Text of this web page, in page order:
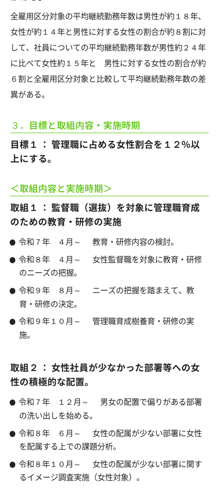
全雇用区分対象の平均継続勤務年数は男性が約１８年、
女性が約１４年と男性に対する女性の割合が約８割に対
して、社員についての平均継続勤務年数が男性約２４年
に比べて女性約１５年と 男性に対する女性の割合が約
６割と全雇用区分対象と比較して平均継続勤務年数の差
異がある。
３．目標と取組内容・実施時期
目標１ ： 管理職に占める女性割合を１２％以
上にする。
＜取組内容と実施時期＞
取組１ ： 監督職（選抜）を対象に管理職育成
のための教育・研修の実施
令和７年 ４月～ 教育・研修内容の検討。
令和８年 ４月～
女性監督職を対象に教育・研修
のニーズの把握。
令和９年 ８月～
ニーズの把握を踏まえて、教
育・研修の決定。
令和９年１０月～
管理職育成樹養育・研修の実
施。
取組２ ： 女性社員が少なかった部署等への女
性の積極的な配置。
令和７年 １２月～
男女の配置で偏りがある部署
の洗い出しを始める。
令和８年 ６月～
女性の配属が少ない部署に女性
を配属する上での課題分析。
令和８年１０月～
女性の配属が少ない部署に関す
るイメージ調査実施（女性対象）。